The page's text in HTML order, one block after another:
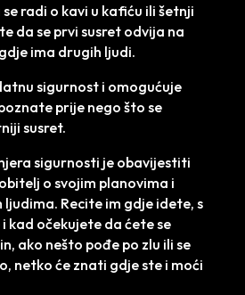
radi o kavi u kafiću ili šetnji
da se prvi susret odvija na
ima drugih ljudi.
sigurnost i omogućuje
prije nego što se
susret.
sigurnosti je obavijestiti
o svojim planovima i
ljudima. Recite im gdje idete, s
i kad očekujete da ćete se
ako nešto pođe po zlu ili se
netko će znati gdje ste i moći